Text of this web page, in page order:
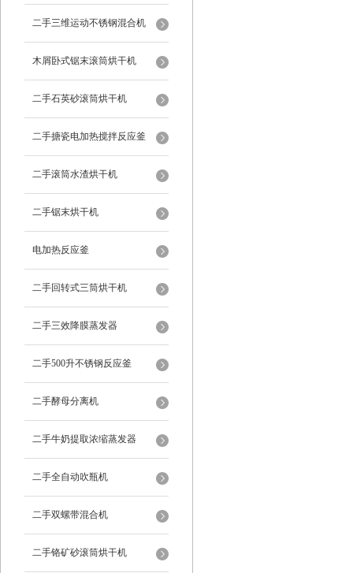
二手三维运动不锈钢混合机
木屑卧式锯末滚筒烘干机
二手石英砂滚筒烘干机
二手搪瓷电加热搅拌反应釜
二手滚筒水渣烘干机
二手锯末烘干机
电加热反应釜
二手回转式三筒烘干机
二手三效降膜蒸发器
二手500升不锈钢反应釜
二手酵母分离机
二手牛奶提取浓缩蒸发器
二手全自动吹瓶机
二手双螺带混合机
二手铬矿砂滚筒烘干机